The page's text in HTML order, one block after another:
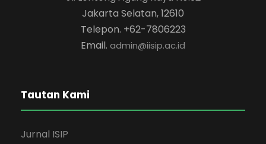
Jakarta Selatan, 12610
Telepon. +62-7806223
Email. admin@iisip.ac.id
Tautan Kami
Jurnal ISIP